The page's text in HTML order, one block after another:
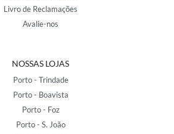
Livro de Reclamações
Avalie-nos
NOSSAS LOJAS
Porto - Trindade
Porto - Boavista
Porto - Foz
Porto - S. João